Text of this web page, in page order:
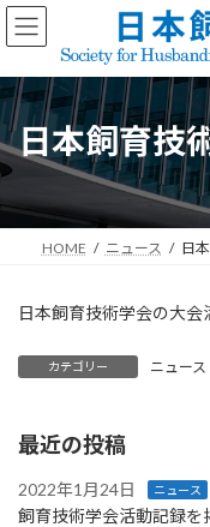
コ
ン
ン
ツ
へ
ス
キ
ッ
プ
ナ
ビ
ー
シ
ョ
ン
に
移
動
日本飼育技
HOME ニュース 日
日本飼育技術学会の大会
カテゴリー ニュース
最近の投稿
2022年1月24日 ニュース
飼育技術学会活動記録を